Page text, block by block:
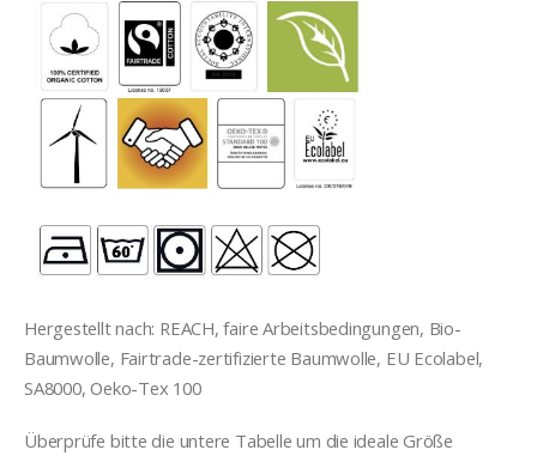
Hergestellt nach: REACH, faire Arbeitsbedingungen, Bio-
Baumwolle, Fairtrade-zertifizierte Baumwolle, EU Ecolabel,
SA8000, Oeko-Tex 100
Überprüfe bitte die untere Tabelle um die ideale Größe